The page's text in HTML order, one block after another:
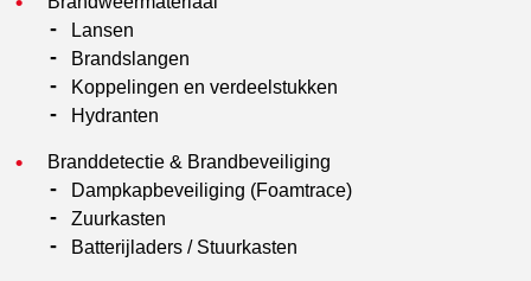
Lansen
Brandslangen
Koppelingen en verdeelstukken
Hydranten
Branddetectie & Brandbeveiliging
Dampkapbeveiliging (Foamtrace)
Zuurkasten
Batterijladers / Stuurkasten